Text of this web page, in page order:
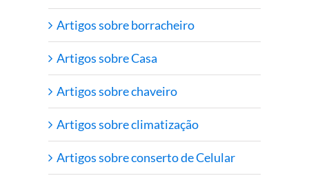
Artigos sobre borracheiro
Artigos sobre Casa
Artigos sobre chaveiro
Artigos sobre climatização
Artigos sobre conserto de Celular